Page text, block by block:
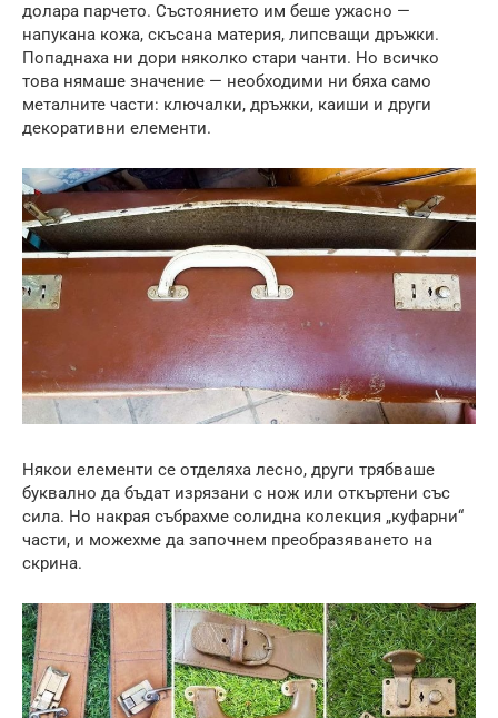
долара парчето. Състоянието им беше ужасно —
напукана кожа, скъсана материя, липсващи дръжки.
Попаднаха ни дори няколко стари чанти. Но всичко
това нямаше значение — необходими ни бяха само
металните части: ключалки, дръжки, каиши и други
декоративни елементи.
Някои елементи се отделяха лесно, други трябваше
буквално да бъдат изрязани с нож или откъртени със
сила. Но накрая събрахме солидна колекция „куфарни“
части, и можехме да започнем преобразяването на
скрина.